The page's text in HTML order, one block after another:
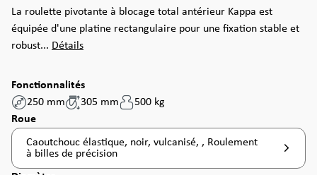
La roulette pivotante à blocage total antérieur Kappa est
équipée d'une platine rectangulaire pour une fixation stable et
robust... Détails
Fonctionnalités
250 mm
305 mm
500 kg
Sélectionnez
Roue
Caoutchouc élastique, noir, vulcanisé, , Roulement
à billes de précision